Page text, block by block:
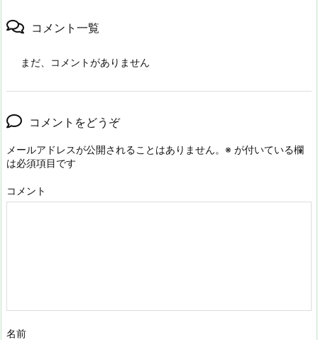
コメント一覧
まだ、コメントがありません
コメントをどうぞ
メールアドレスが公開されることはありません。 ※ が付いている欄
は必須項目です
コメント
名前